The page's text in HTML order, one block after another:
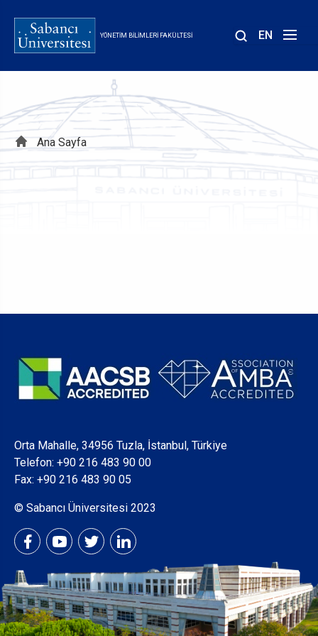
içeriğe
YÖNETIM BILIMLERI FAKÜLTESI EN
Sayfa
Ana Sayfa
Orta Mahalle, 34956 Tuzla, İstanbul, Türkiye
Telefon: +90 216 483 90 00
Fax: +90 216 483 90 05
© Sabancı Üniversitesi 2023